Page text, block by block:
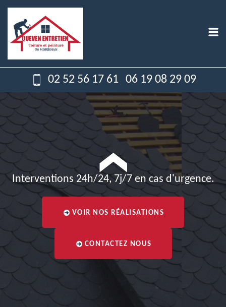
02 52 56 17 61 06 19 08 29 09
Interventions 24h/24, 7j/7 en cas d'urgence.
VOIR NOS RÉALISATIONS
CONTACTEZ NOUS